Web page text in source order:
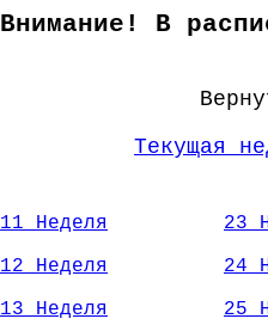
Внимание! В
Текущая
11 Неделя
12 Неделя
13 Неделя
23
24
25